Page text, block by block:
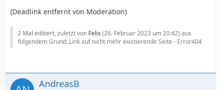
(Deadlink entfernt von Moderation)
2 Mal editiert, zuletzt von Felix(26. Februar 2023 um 20:42) aus
folgendem Grund: Link auf nicht mehr existierende Seite - Error404
AndreasB